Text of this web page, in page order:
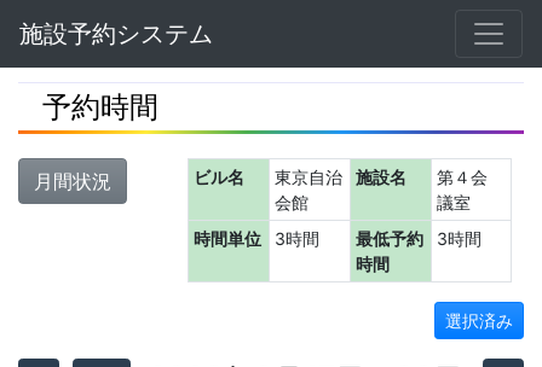
Navbar
施設予約システム
予約時間
月間状況 ビル名
東京自治
会館
施設名
第４会
議室
時間単位
3時間
最低予約
時間
3時間
選択済み